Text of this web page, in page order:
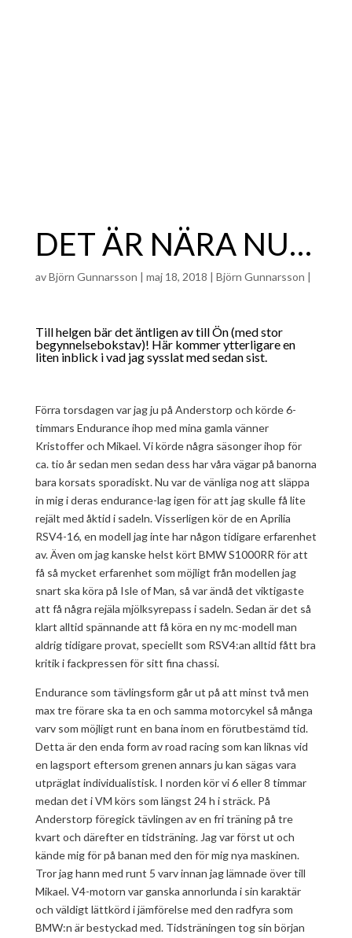
DET ÄR NÄRA NU…
avBjörn Gunnarsson | maj 18, 2018 | Björn Gunnarsson |
Till helgen bär det äntligen av till Ön (med stor
begynnelsebokstav)! Här kommer ytterligare en
liten inblick i vad jag sysslat med sedan sist.
Förra torsdagen var jag ju på Anderstorp och körde 6-
timmars Endurance ihop med mina gamla vänner
Kristoffer och Mikael. Vi körde några säsonger ihop för
ca. tio år sedan men sedan dess har våra vägar på banorna
bara korsats sporadiskt. Nu var de vänliga nog att släppa
in mig i deras endurance-lag igen för att jag skulle få lite
rejält med åktid i sadeln. Visserligen kör de en Aprilia
RSV4-16, en modell jag inte har någon tidigare erfarenhet
av. Även om jag kanske helst kört BMW S1000RR för att
få så mycket erfarenhet som möjligt från modellen jag
snart ska köra på Isle of Man, så var ändå det viktigaste
att få några rejäla mjölksyrepass i sadeln. Sedan är det så
klart alltid spännande att få köra en ny mc-modell man
aldrig tidigare provat, speciellt som RSV4:an alltid fått bra
kritik i fackpressen för sitt fina chassi.
Endurance som tävlingsform går ut på att minst två men
max tre förare ska ta en och samma motorcykel så många
varv som möjligt runt en bana inom en förutbestämd tid.
Detta är den enda form av road racing som kan liknas vid
en lagsport eftersom grenen annars ju kan sägas vara
utpräglat individualistisk. I norden kör vi 6 eller 8 timmar
medan det i VM körs som längst 24 h i sträck. På
Anderstorp föregick tävlingen av en fri träning på tre
kvart och därefter en tidsträning. Jag var först ut och
kände mig för på banan med den för mig nya maskinen.
Tror jag hann med runt 5 varv innan jag lämnade över till
Mikael. V4-motorn var ganska annorlunda i sin karaktär
och väldigt lättkörd i jämförelse med den radfyra som
BMW:n är bestyckad med. Tidsträningen tog sin början